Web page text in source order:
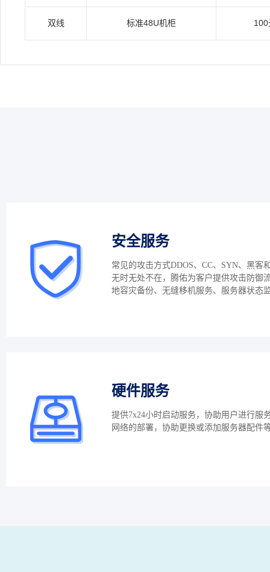
双线 标准48U机柜 100
安全服务
常见的攻击方式DDOS、CC、SYN、黑客
无时无处不在，腾佑为客户提供攻击防御
地容灾备份、无缝移机服务、服务器状态
硬件服务
提供7x24小时启动服务，协助用户进行服
网络的部署，协助更换或添加服务器配件